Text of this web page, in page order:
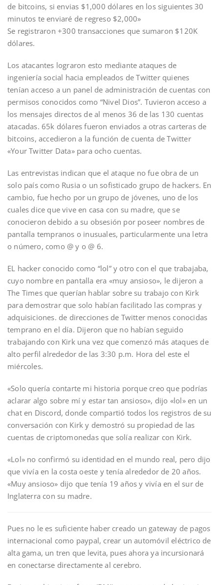
de bitcoins, si envias $1,000 dólares en los siguientes 30
minutos te enviaré de regreso $2,000»
Se registraron +300 transacciones que sumaron $120K
dólares.
Los atacantes lograron esto mediante ataques de
ingeniería social hacia empleados de Twitter quienes
tenían acceso a un panel de administración de cuentas con
permisos conocidos como “Nivel Dios”. Tuvieron acceso a
los mensajes directos de al menos 36 de las 130 cuentas
atacadas. 65k dólares fueron enviados a otras carteras de
bitcoins, accedieron a la función de cuenta de Twitter
«Your Twitter Data» para ocho cuentas.
Las entrevistas indican que el ataque no fue obra de un
solo país como Rusia o un sofisticado grupo de hackers. En
cambio, fue hecho por un grupo de jóvenes, uno de los
cuales dice que vive en casa con su madre, que se
conocieron debido a su obsesión por poseer nombres de
pantalla tempranos o inusuales, particularmente una letra
o número, como @ y o @ 6.
EL hacker conocido como “lol” y otro con el que trabajaba,
cuyo nombre en pantalla era «muy ansioso», le dijeron a
The Times que querían hablar sobre su trabajo con Kirk
para demostrar que solo habían facilitado las compras y
adquisiciones. de direcciones de Twitter menos conocidas
temprano en el día. Dijeron que no habían seguido
trabajando con Kirk una vez que comenzó más ataques de
alto perfil alrededor de las 3:30 p.m. Hora del este el
miércoles.
«Solo quería contarte mi historia porque creo que podrías
aclarar algo sobre mí y estar tan ansioso», dijo «lol» en un
chat en Discord, donde compartió todos los registros de su
conversación con Kirk y demostró su propiedad de las
cuentas de criptomonedas que solía realizar con Kirk.
«Lol» no confirmó su identidad en el mundo real, pero dijo
que vivía en la costa oeste y tenía alrededor de 20 años.
«Muy ansioso» dijo que tenía 19 años y vivía en el sur de
Inglaterra con su madre.
Pues no le es suficiente haber creado un gateway de pagos
internacional como paypal, crear un automóvil eléctrico de
alta gama, un tren que levita, pues ahora ya incursionará
en conectarse directamente al cerebro.